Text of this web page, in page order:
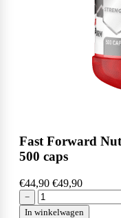
Fast Forward
500 caps
€44,90 €49,90
−
In winkelwagen